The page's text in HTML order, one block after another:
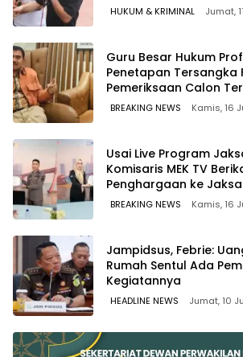
HUKUM & KRIMINAL Jumat,
Guru Besar Hukum
Penetapan Tersangka
Pemeriksaan Calon
Sah Secara Hukum
BREAKING NEWS Kamis, 16
Usai Live Program
Komisaris MEK TV
Penghargaan ke
BREAKING NEWS Kamis, 16
Jampidsus, Febrie:
Rumah Sentul Ada
Kegiatannya
HEADLINE NEWS Jumat, 10